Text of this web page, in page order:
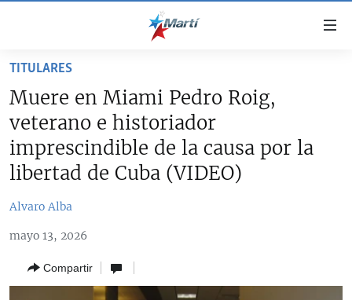
accesibilidad
al
contenido
principal
principal
DERECHOS HUMANOS
SOBRE CUBA
ESTADOS UNIDOS
ESTADOS UNIDOS
AMÉRICA LATINA
TITULARES
Muere en Miami Pedro Roig,
veterano e historiador
imprescindible de la causa por la
libertad de Cuba (VIDEO)
Alvaro Alba
mayo 13, 2026
Compartir